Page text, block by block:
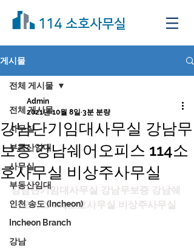
114 소호사무실
게시물
전체 게시물
사무실
부동산임대
사무실
부동산임대
인천 송도 (Incheon)
Incheon Branch
강남
전체 게시물
강남단기임대사무실 강남무
보증 강남쉐어오피스 114소
호사무실 비상주사무실
Admin
2021년 10월 8일 3분 분량
강남단기임대사무실 강남무보증 강남쉐
어오피스 114소호사무실 비상주사무실